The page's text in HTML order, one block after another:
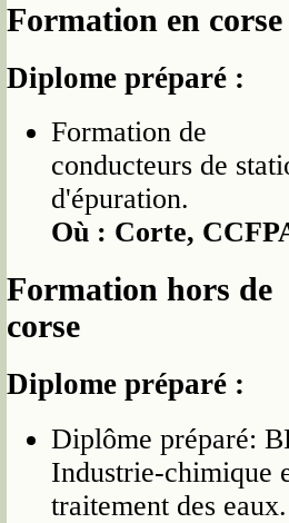
Formation en corse
Diplome préparé :
Formation de
conducteurs de
d'épuration.
Où : Corte,
Formation hors de
corse
Diplome préparé :
Diplôme préparé:
Industrie-chimique
traitement des eaux.